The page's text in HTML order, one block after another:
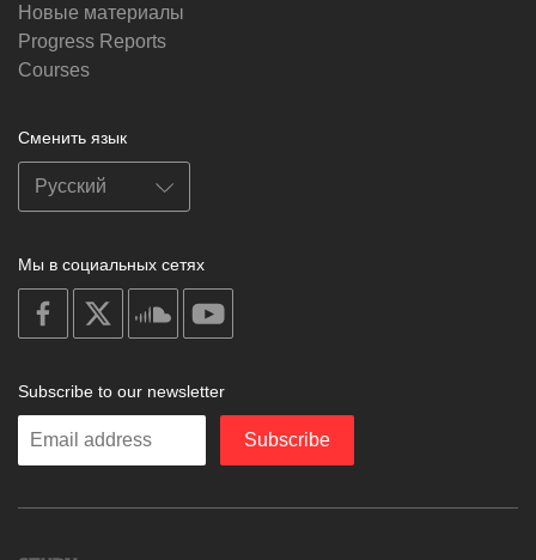
Новые материалы
Progress Reports
Courses
Сменить язык
Мы в социальных сетях
on
facebook
soundcloud
Subscribe to our newsletter
Enter
Subscribe